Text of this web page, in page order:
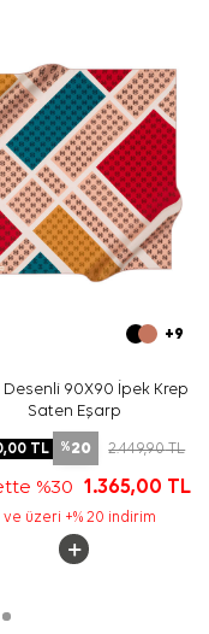
talimatları
nazik bakım
kullanmayı tercih
hangi ölçüdedir?
+9
Desenli 90X90 İpek Krep
Saten Eşarp
TL %20 2.449,90TL
%30 1.365,00 TL
ve üzeri +% 20 indirim